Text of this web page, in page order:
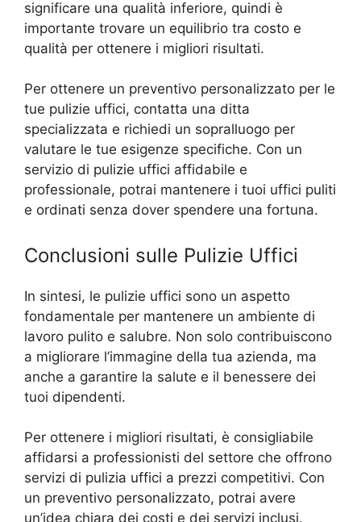
significare una qualità inferiore, quindi è
importante trovare un equilibrio tra costo e
qualità per ottenere i migliori risultati.
Per ottenere un preventivo personalizzato per le
tue pulizie uffici, contatta una ditta
specializzata e richiedi un sopralluogo per
valutare le tue esigenze specifiche. Con un
servizio di pulizie uffici affidabile e
professionale, potrai mantenere i tuoi uffici puliti
e ordinati senza dover spendere una fortuna.
Conclusioni sulle Pulizie Uffici
In sintesi, le pulizie uffici sono un aspetto
fondamentale per mantenere un ambiente di
lavoro pulito e salubre. Non solo contribuiscono
a migliorare l’immagine della tua azienda, ma
anche a garantire la salute e il benessere dei
tuoi dipendenti.
Per ottenere i migliori risultati, è consigliabile
affidarsi a professionisti del settore che offrono
servizi di pulizia uffici a prezzi competitivi. Con
un preventivo personalizzato, potrai avere
un’idea chiara dei costi e dei servizi inclusi.